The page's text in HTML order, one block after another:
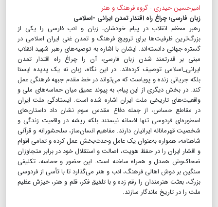
امیرحسین حیدری - گروه فرهنگ و هنر
زبان فارسی؛ چراغ راه اقتدار تمدن ایرانی -اسلامی
رهبر معظم انقلاب در پیام خودشان، زبان و ادب فارسی را یکی از
بزرگ‌ترین ظرفیت‌ها برای ترویج فرهنگ و تمدن غنی ایران اسلامی در
گستره جهانی دانسته‌اند. ایشان با اشاره به توصیه‌های رهبر شهید انقلاب
مبنی بر قدرتمند شدن زبان فارسی، آن را چراغ راه اقتدار تمدن
ایرانی_اسلامی توصیف کرده‌اند. در این نگاه، زبان نه یک پدیده ایستا
بلکه جریانی زنده و پویاست که می‌تواند در خط مقدم جبهه فرهنگی عمل
کند. در بخش دیگری از این پیام، به پیوند عمیق میان حماسه‌های ملی و
واقعیت‌های تاریخی ملت ایران اشاره شده است. ایستادگی ملت ایران
در مقاطع حساس، از جمله دفاع مقدس سوم نشان داد داستان‌های
اسطوره‌ای فردوسی تنها افسانه نیستند بلکه ریشه در واقعیت زندگی و
شخصیت قهرمانانه ایرانیان دارند. مفاهیم انسان‌ساز، سلحشورانه و قرآنی
شاهنامه، همواره به‌عنوان یک عامل وحدت‌بخش عمل کرده و تمامی اقوام
و اقشار ایران را در حفظ هویت، اصالت و استقلال خود در برابر متجاوزان
ضحاک‌وش همدل و همراه ساخته است. این حضور و حماسه، تکلیفی
سنگین بر دوش اهالی فرهنگ، ادب و هنر می‌گذارد تا با تأسی از فردوسی
بزرگ، بعثت هنرمندان را رقم زده و با تلفیق فکر، قلم و هنر، خیزش عظیم
ملت را در تاریخ ماندگار سازند.